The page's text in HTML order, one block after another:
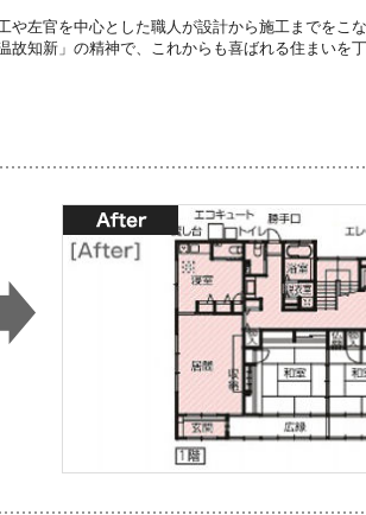
や左官を中心とした職人が設計から施工までをこ
故知新」の精神で、これからも喜ばれる住まいを